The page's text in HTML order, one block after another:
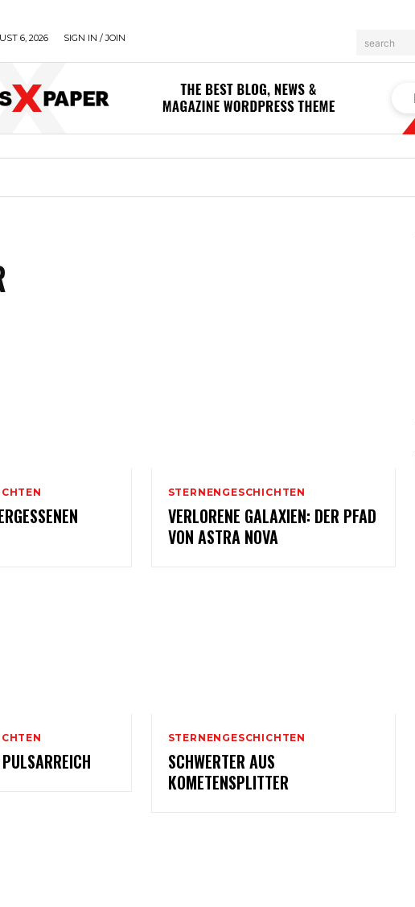
6, 2026 SIGN IN / JOIN search
STERNENGESCHICHTEN
VERLORENE GALAXIEN: DER PFAD
VON ASTRA NOVA
STERNENGESCHICHTEN
SCHWERTER AUS
KOMETENSPLITTER